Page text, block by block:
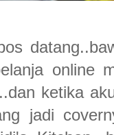
online
ketika
jadi